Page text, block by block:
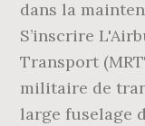
dans la
S’inscrire
Transport
militaire de
large fuselage